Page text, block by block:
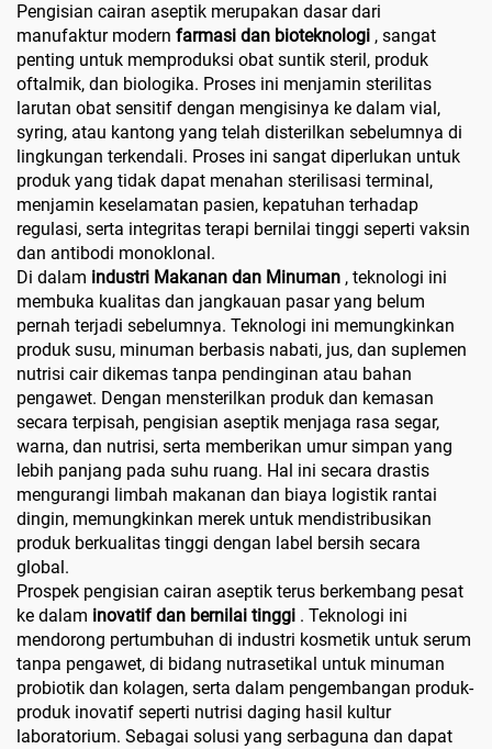
Pengisian cairan aseptik merupakan dasar dari
manufaktur modern farmasi dan bioteknologi , sangat
penting untuk memproduksi obat suntik steril, produk
oftalmik, dan biologika. Proses ini menjamin sterilitas
larutan obat sensitif dengan mengisinya ke dalam vial,
syring, atau kantong yang telah disterilkan sebelumnya di
lingkungan terkendali. Proses ini sangat diperlukan untuk
produk yang tidak dapat menahan sterilisasi terminal,
menjamin keselamatan pasien, kepatuhan terhadap
regulasi, serta integritas terapi bernilai tinggi seperti vaksin
dan antibodi monoklonal.
Di dalam industri Makanan dan Minuman , teknologi ini
membuka kualitas dan jangkauan pasar yang belum
pernah terjadi sebelumnya. Teknologi ini memungkinkan
produk susu, minuman berbasis nabati, jus, dan suplemen
nutrisi cair dikemas tanpa pendinginan atau bahan
pengawet. Dengan mensterilkan produk dan kemasan
secara terpisah, pengisian aseptik menjaga rasa segar,
warna, dan nutrisi, serta memberikan umur simpan yang
lebih panjang pada suhu ruang. Hal ini secara drastis
mengurangi limbah makanan dan biaya logistik rantai
dingin, memungkinkan merek untuk mendistribusikan
produk berkualitas tinggi dengan label bersih secara
global.
Prospek pengisian cairan aseptik terus berkembang pesat
ke dalam inovatif dan bernilai tinggi . Teknologi ini
mendorong pertumbuhan di industri kosmetik untuk serum
tanpa pengawet, di bidang nutrasetikal untuk minuman
probiotik dan kolagen, serta dalam pengembangan produk-
produk inovatif seperti nutrisi daging hasil kultur
laboratorium. Sebagai solusi yang serbaguna dan dapat